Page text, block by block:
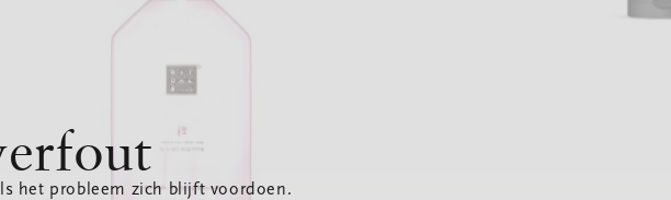
het probleem zich blijft voordoen.